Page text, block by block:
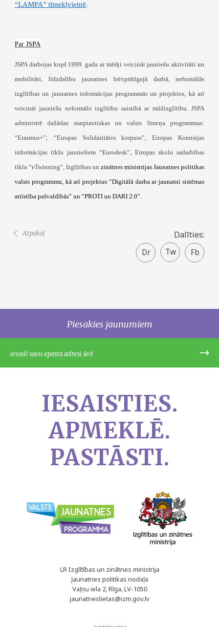
Dalīties:
Facebook
share
Twitter
“LAMPA” tīmekļvietnē.
Par JSPA
JSPA darbojas kopš 1999. gada ar mērķi veicināt jauniešu aktivitāti un
mobilitāti, līdzdalību jaunatnes brīvprātīgajā darbā, neformālās
izglītības un jaunatnes informācijas programmās un projektos, kā arī
veicināt jauniešu neformālo izglītību saistībā ar mūžizglītību. JSPA
administrē dažādas starptautiskas un valsts līmeņa programmas:
“Erasmus+”; “Eiropas Solidaritātes korpuss”, Eiropas Komisijas
informācijas tīklu jauniešiem “Eurodesk”, Eiropas skolu sadarbības
tīklu “eTwinning”, Izglītības un zinātnes ministrijas Jaunatnes politikas
valsts programmu, kā arī projektus “Digitālā darba ar jaunatni sistēmas
attīstība pašvaldībās” un “PROTI un DARI 2.0”.
Atpakaļ
Piesakies jaunumiem
IESAISTIES.
APMEKLĒ.
PASTĀSTI.
LR Izglītības un zinātnes ministrija
Jaunatnes politikas nodaļa
Vaļņu iela 2, Rīga, LV-1050
jaunatneslietas@izm.gov.lv